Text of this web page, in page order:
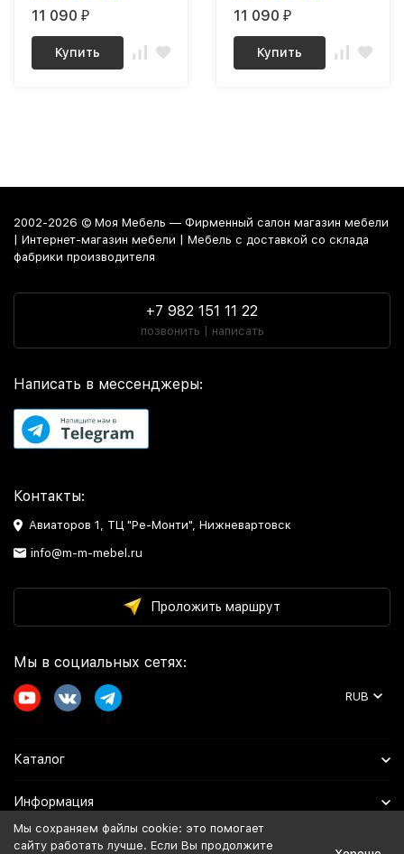
11 090 ₽
Купить
11 090 ₽
Купить
2002-2026 © Моя Мебель — Фирменный салон магазин мебели
| Интернет-магазин мебели | Мебель с доставкой со склада
фабрики производителя
+7 982 151 11 22
позвонить | написать
Написать в мессенджеры:
Контакты:
Авиаторов 1, ТЦ "Ре-Монти", Нижневартовск
info@m-m-mebel.ru
Проложить маршрут
Мы в социальных сетях:
RUB
Каталог
Информация
Помощь
Мы сохраняем файлы cookie: это помогает
сайту работать лучше. Если Вы продолжите